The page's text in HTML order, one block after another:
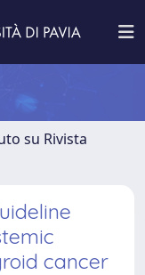
su Rivista
cancer